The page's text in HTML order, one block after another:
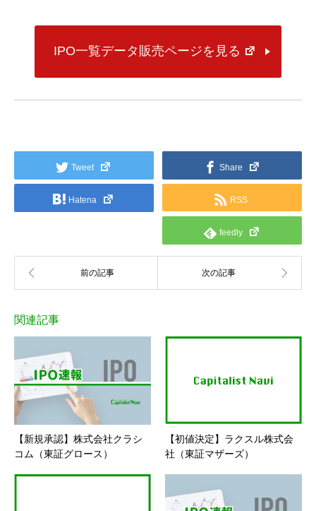
IPO一覧データ販売ページを見る
Tweet Share
Hatena RSS
feedly
関連記事
【新規承認】株式会社クラシ
コム（東証グロース）
【初値決定】ラクスル株式会
社（東証マザーズ）